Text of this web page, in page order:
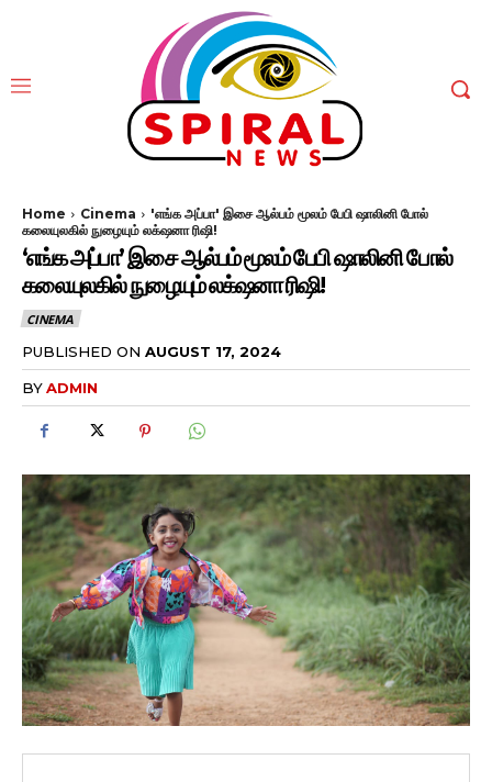
Home Cinema
'எங்க அப்பா' இசை ஆல்பம் மூலம் பேபி ஷாலினி போல்
கலையுலகில் நுழையும் லக்‌ஷனா ரிஷி!
‘எங்க அப்பா’ இசை ஆல்பம் மூலம் பேபி ஷாலினி போல்
கலையுலகில் நுழையும் லக்‌ஷனா ரிஷி!
CINEMA
PUBLISHED ON AUGUST 17, 2024
BYADMIN